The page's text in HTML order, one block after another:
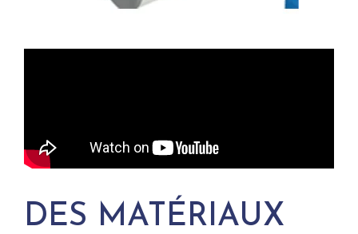
DES MATÉRIAUX